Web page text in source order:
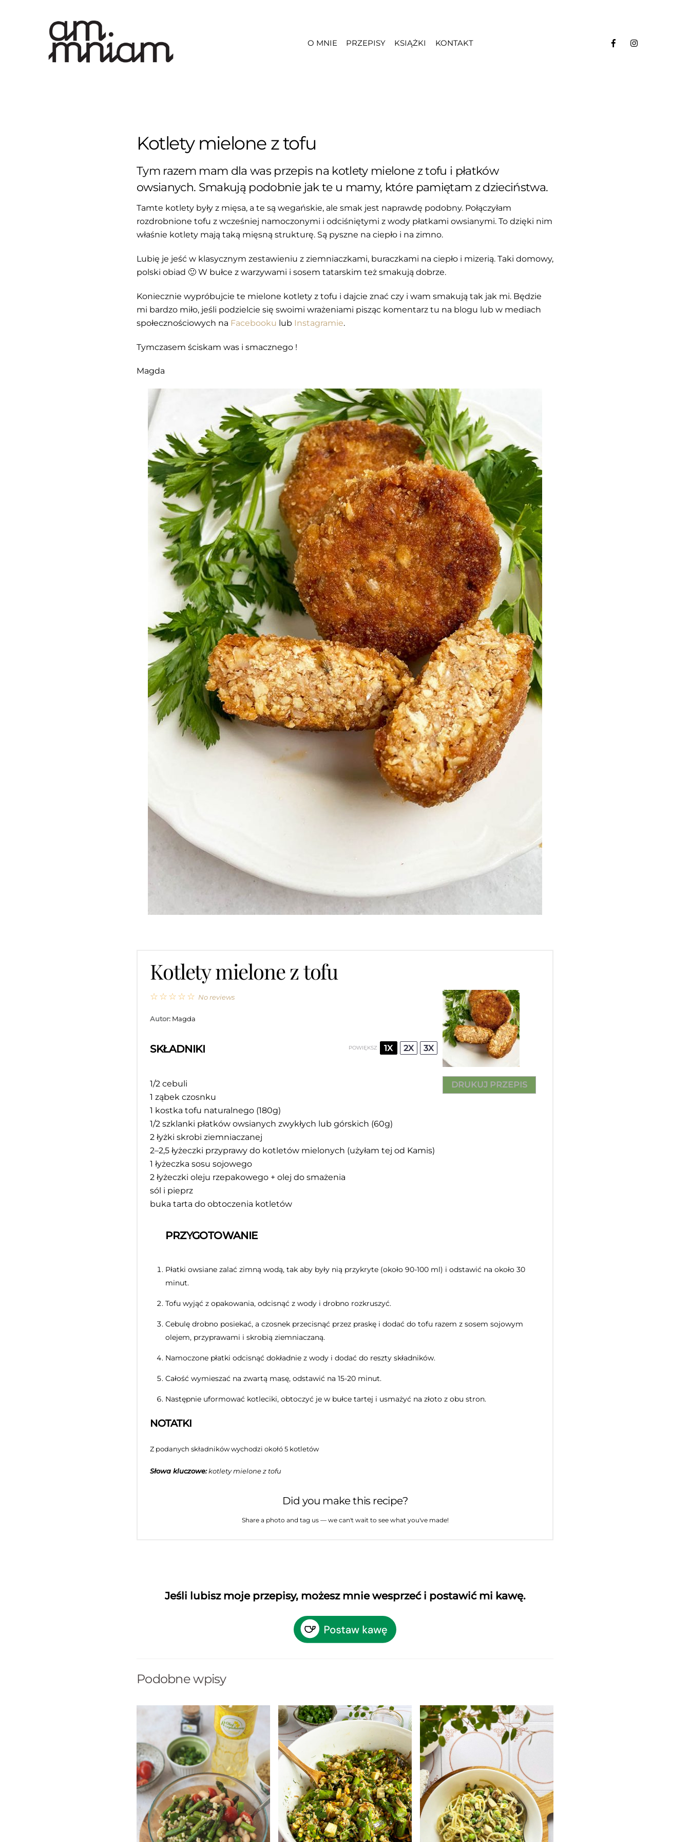
O MNIE
PRZEPISY KSIĄŻKI KONTAKT
Kotlety mielone z tofu
Tym razem mam dla was przepis na kotlety mielone z tofu i płatków
owsianych. Smakują podobnie jak te u mamy, które pamiętam z dzieciństwa.
Tamte kotlety były z mięsa, a te są wegańskie, ale smak jest naprawdę podobny. Połączyłam
rozdrobnione tofu z wcześniej namoczonymi i odciśniętymi z wody płatkami owsianymi. To dzięki nim
właśnie kotlety mają taką mięsną strukturę. Są pyszne na ciepło i na zimno.
Lubię je jeść w klasycznym zestawieniu z ziemniaczkami, buraczkami na ciepło i mizerią. Taki domowy,
polski obiad 🙂 W bułce z warzywami i sosem tatarskim też smakują dobrze.
Koniecznie wypróbujcie te mielone kotlety z tofu i dajcie znać czy i wam smakują tak jak mi. Będzie
mi bardzo miło, jeśli podzielcie się swoimi wrażeniami pisząc komentarz tu na blogu lub w mediach
społecznościowych na Facebooku lub Instagramie.
Tymczasem ściskam was i smacznego !
Magda
Kotlety mielone z tofu
DRUKUJ PRZEPIS
☆
☆
☆
☆
☆ No reviews
Autor: Magda
SKŁADNIKI POWIĘKSZ 1X 2X 3X
1/2 cebuli
1 ząbek czosnku
1 kostka tofu naturalnego (180g)
1/2 szklanki płatków owsianych zwykłych lub górskich (60g)
2 łyżki skrobi ziemniaczanej
2–2,5 łyżeczki przyprawy do kotletów mielonych (użyłam tej od Kamis)
1 łyżeczka sosu sojowego
2 łyżeczki oleju rzepakowego + olej do smażenia
sól i pieprz
buka tarta do obtoczenia kotletów
PRZYGOTOWANIE
Płatki owsiane zalać zimną wodą, tak aby były nią przykryte (około 90-100 ml) i odstawić na około 30
minut.
Tofu wyjąć z opakowania, odcisnąć z wody i drobno rozkruszyć.
Cebulę drobno posiekać, a czosnek przecisnąć przez praskę i dodać do tofu razem z sosem sojowym
olejem, przyprawami i skrobią ziemniaczaną.
Namoczone płatki odcisnąć dokładnie z wody i dodać do reszty składników.
Całość wymieszać na zwartą masę, odstawić na 15-20 minut.
Następnie uformować kotleciki, obtoczyć je w bułce tartej i usmażyć na złoto z obu stron.
NOTATKI
Z podanych składników wychodzi okołó 5 kotletów
Słowa kluczowe:kotlety mielone z tofu
Did you make this recipe?
Share a photo and tag us — we can't wait to see what you've made!
Jeśli lubisz moje przepisy, możesz mnie wesprzeć i postawić mi kawę.
Podobne wpisy